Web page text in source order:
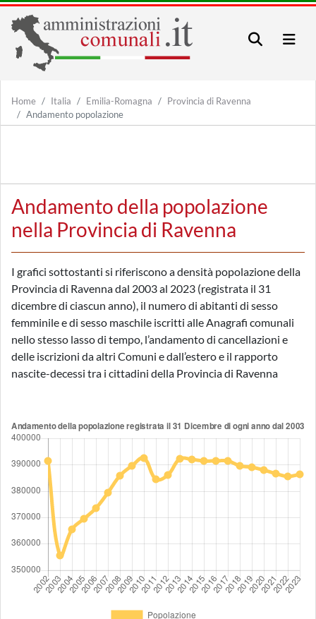
Home Italia Emilia-Romagna
Provincia di Ravenna
Andamento popolazione
Andamento della popolazione
nella Provincia di Ravenna
I grafici sottostanti si riferiscono a densità popolazione della
Provincia di Ravenna dal 2003 al 2023 (registrata il 31
dicembre di ciascun anno), il numero di abitanti di sesso
femminile e di sesso maschile iscritti alle Anagrafi comunali
nello stesso lasso di tempo, l’andamento di cancellazioni e
delle iscrizioni da altri Comuni e dall’estero e il rapporto
nascite-decessi tra i cittadini della Provincia di Ravenna